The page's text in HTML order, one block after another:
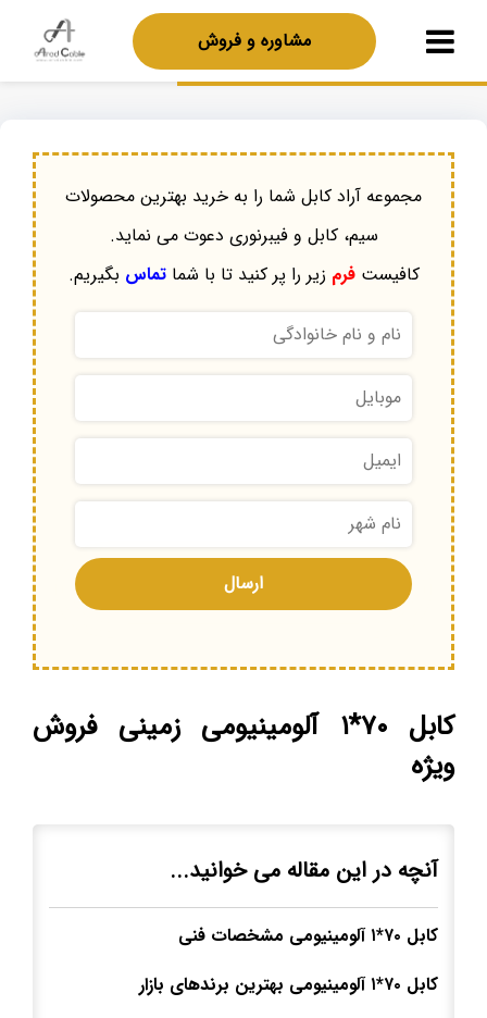
مشاوره و فروش
مجموعه آراد کابل شما را به خرید بهترین محصولات
سیم، کابل و فیبرنوری دعوت می نماید.
کافیستفرم زیر را پر کنید تا با شماتماس بگیریم.
کابل ۷۰*۱ آلومینیومی زمینی فروش
ویژه
آنچه در این مقاله می خوانید...
کابل ۷۰*۱ آلومینیومی مشخصات فنی
کابل ۷۰*۱ آلومینیومی بهترین برندهای بازار